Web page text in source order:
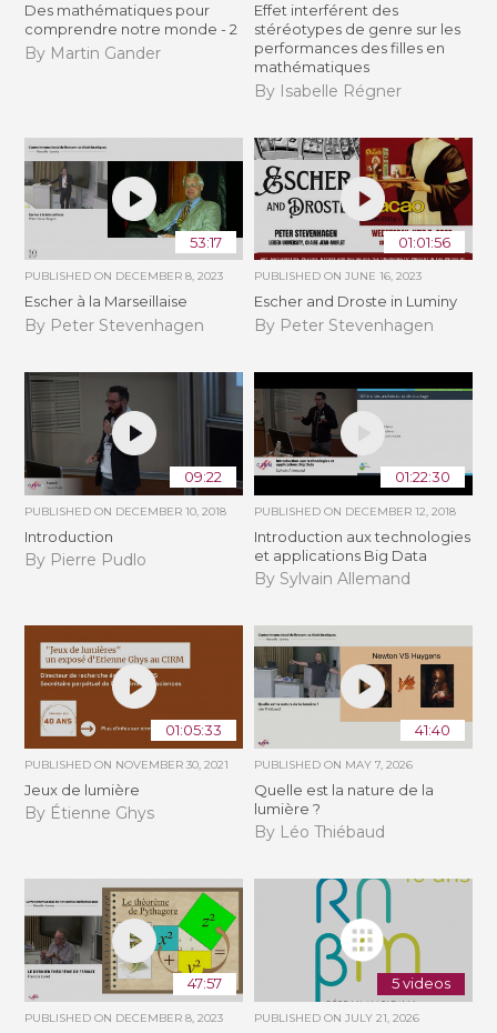
Des mathématiques pour
comprendre notre monde - 2
By Martin Gander
Effet interférent des
stéréotypes de genre sur les
performances des filles en
mathématiques
By Isabelle Régner
53:17
PUBLISHED ON DECEMBER 8, 2023
Escher à la Marseillaise
By Peter Stevenhagen
01:01:56
PUBLISHED ON JUNE 16, 2023
Escher and Droste in Luminy
By Peter Stevenhagen
09:22
PUBLISHED ON DECEMBER 10, 2018
Introduction
By Pierre Pudlo
01:22:30
PUBLISHED ON DECEMBER 12, 2018
Introduction aux technologies
et applications Big Data
By Sylvain Allemand
01:05:33
PUBLISHED ON NOVEMBER 30, 2021
Jeux de lumière
By Étienne Ghys
41:40
PUBLISHED ON MAY 7, 2026
Quelle est la nature de la
lumière ?
By Léo Thiébaud
47:57
PUBLISHED ON DECEMBER 8, 2023
5 videos
PUBLISHED ON JULY 21, 2026